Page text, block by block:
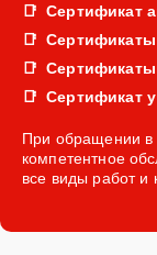
Сертификат
Сертификат
При обращении в
компетентное
все виды работ и